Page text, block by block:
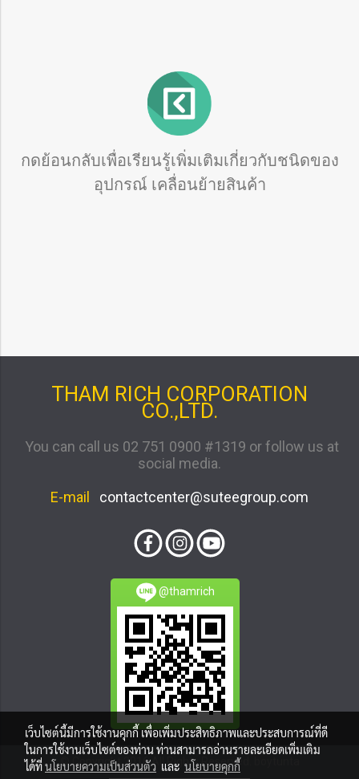
กดย้อนกลับเพื่อเรียนรู้เพิ่มเติมเกี่ยวกับชนิดของ
อุปกรณ์ เคลื่อนย้ายสินค้า
THAM RICH CORPORATION
CO.,LTD.
You can call us 02 751 0900 #1319 or follow us at
social media.
E-mail contactcenter@suteegroup.com
@thamrich
© Copyright 2016 All Rights Reserved. boytunta
เว็บไซต์นี้มีการใช้งานคุกกี้ เพื่อเพิ่มประสิทธิภาพและประสบการณ์ที่ดี
ในการใช้งานเว็บไซต์ของท่าน ท่านสามารถอ่านรายละเอียดเพิ่มเติม
ได้ที่นโยบายความเป็นส่วนตัว และ นโยบายคุกกี้